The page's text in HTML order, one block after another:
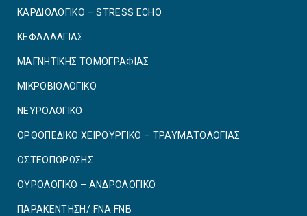
ΚΑΡΔΙΟΛΟΓΙΚΟ – STRESS ECHO
ΚΕΦΑΛΑΛΓΙΑΣ
ΜΑΓΝΗΤΙΚΗΣ ΤΟΜΟΓΡΑΦΙΑΣ
ΜΙΚΡΟΒΙΟΛΟΓΙΚΟ
ΝΕΥΡΟΛΟΓΙΚΟ
ΟΡΘΟΠΕΔΙΚΟ ΧΕΙΡΟΥΡΓΙΚΟ – ΤΡΑΥΜΑΤΟΛΟΓΙΑΣ
ΟΣΤΕΟΠΟΡΩΣΗΣ
ΟΥΡΟΛΟΓΙΚΟ – ΑΝΔΡΟΛΟΓΙΚΟ
ΠΑΡΑΚΕΝΤΗΣΗ/ FNA FNB